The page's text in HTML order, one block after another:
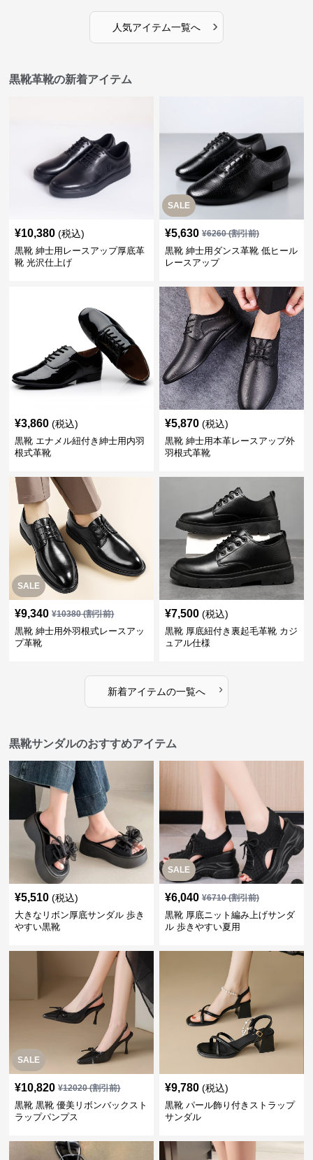
人気アイテム一覧へ ›
黒靴革靴の新着アイテム
¥10,380 (税込)
黒靴 紳士用レースアップ厚底革
靴 光沢仕上げ
SALE
¥5,630 ¥6260(割引前)
黒靴 紳士用ダンス革靴 低ヒール
レースアップ
¥3,860 (税込)
黒靴 エナメル紐付き紳士用内羽
根式革靴
¥5,870 (税込)
黒靴 紳士用本革レースアップ外
羽根式革靴
SALE
¥9,340 ¥10380(割引前)
黒靴 紳士用外羽根式レースアッ
プ革靴
¥7,500 (税込)
黒靴 厚底紐付き裏起毛革靴 カジ
ュアル仕様
新着アイテムの一覧へ ›
黒靴サンダルのおすすめアイテム
¥5,510 (税込)
大きなリボン厚底サンダル 歩き
やすい黒靴
SALE
¥6,040 ¥6710(割引前)
黒靴 厚底ニット編み上げサンダ
ル 歩きやすい夏用
SALE
¥10,820 ¥12020(割引前)
黒靴 黒靴 優美リボンバックスト
ラップパンプス
¥9,780 (税込)
黒靴 パール飾り付きストラップ
サンダル